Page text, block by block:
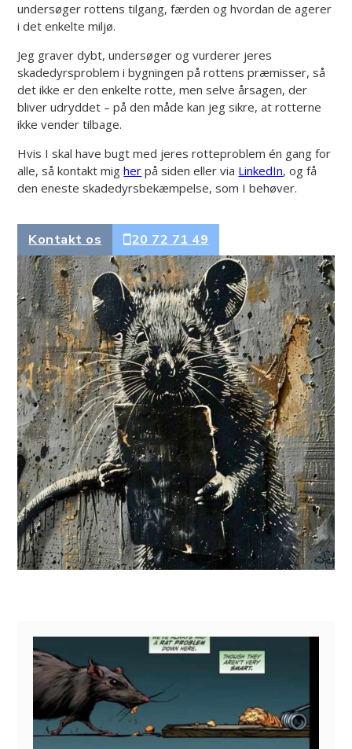
undersøger rottens tilgang, færden og hvordan de agerer
i det enkelte miljø.
Jeg graver dybt, undersøger og vurderer jeres
skadedyrsproblem i bygningen på rottens præmisser, så
det ikke er den enkelte rotte, men selve årsagen, der
bliver udryddet – på den måde kan jeg sikre, at rotterne
ikke vender tilbage.
Hvis I skal have bugt med jeres rotteproblem én gang for
alle, så kontakt migher på siden eller via LinkedIn, og få
den eneste skadedyrsbekæmpelse, som I behøver.
Kontakt os 20 72 71 49